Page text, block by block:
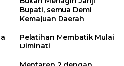
Bupati, semua Demi
Kemajuan Daerah
Pelatihan Membatik Mulai
Diminati